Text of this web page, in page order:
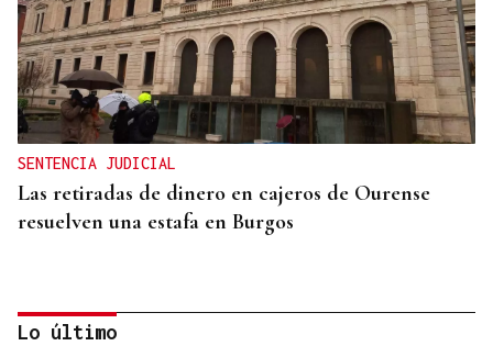
SENTENCIA JUDICIAL
Las retiradas de dinero en cajeros de Ourense
resuelven una estafa en Burgos
Lo último